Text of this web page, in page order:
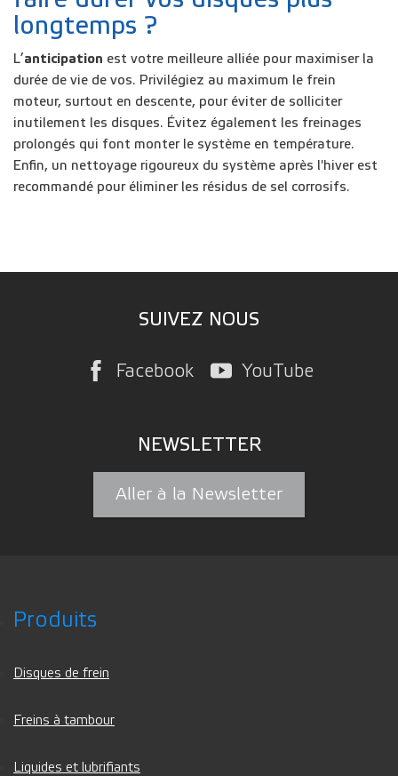
longtemps ?
L’anticipation est votre meilleure alliée pour maximiser la
durée de vie de vos. Privilégiez au maximum le frein
moteur, surtout en descente, pour éviter de solliciter
inutilement les disques. Évitez également les freinages
prolongés qui font monter le système en température.
Enfin, un nettoyage rigoureux du système après l'hiver est
recommandé pour éliminer les résidus de sel corrosifs.
SUIVEZ NOUS
Facebook YouTube
NEWSLETTER
Aller à la Newsletter
Produits
Disques de frein
Freins à tambour
Liquides et lubrifiants